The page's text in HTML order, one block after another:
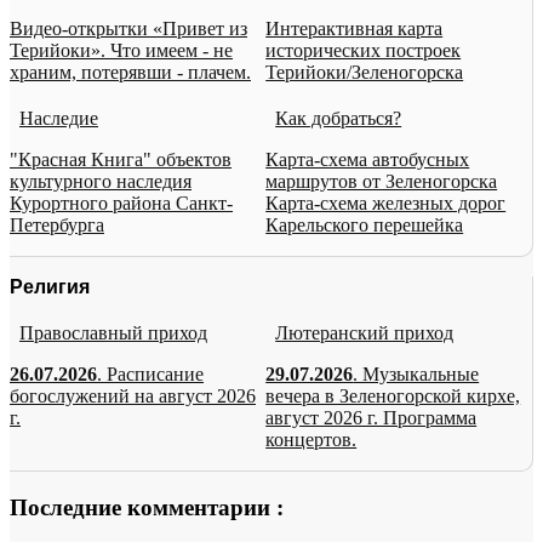
Видео-открытки «Привет из
Терийоки». Что имеем - не
храним, потерявши - плачем.
Интерактивная карта
исторических построек
Терийоки/Зеленогорска
Наследие
"Красная Книга" объектов
культурного наследия
Курортного района Санкт-
Петербурга
Как добраться?
Карта-схема автобусных
маршрутов от Зеленогорска
Карта-схема железных дорог
Карельского перешейка
Религия
Православный приход
26.07.2026. Расписание
богослужений на август 2026
г.
Лютеранский приход
29.07.2026. Музыкальные
вечера в Зеленогорской кирхе,
август 2026 г. Программа
концертов.
Последние комментарии :